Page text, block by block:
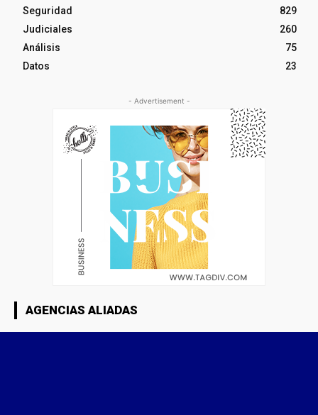
Seguridad
829
Judiciales
260
Análisis
75
Datos
23
- Advertisement -
AGENCIAS ALIADAS